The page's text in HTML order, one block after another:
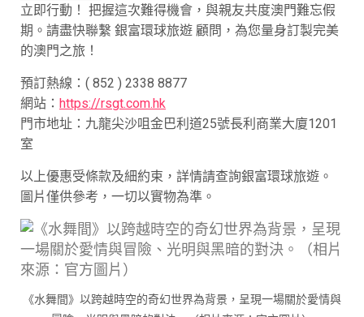
立即行動！ 把握這次難得機會，與親友共度澳門難忘假
期。請盡快聯繫 銀富環球旅遊 顧問，為您量身訂製完美
的澳門之旅！
預訂熱線：( 852 ) 2338 8877
網站： https://rsgt.com.hk
門市地址：九龍尖沙咀金巴利道25號長利商業大廈1201
室
以上優惠受條款及細約束，詳情請查詢銀富環球旅遊。
圖片僅供參考，一切以實物為準。
《水舞間》以跨越時空的奇幻世界為背景，呈現一場關於愛情與